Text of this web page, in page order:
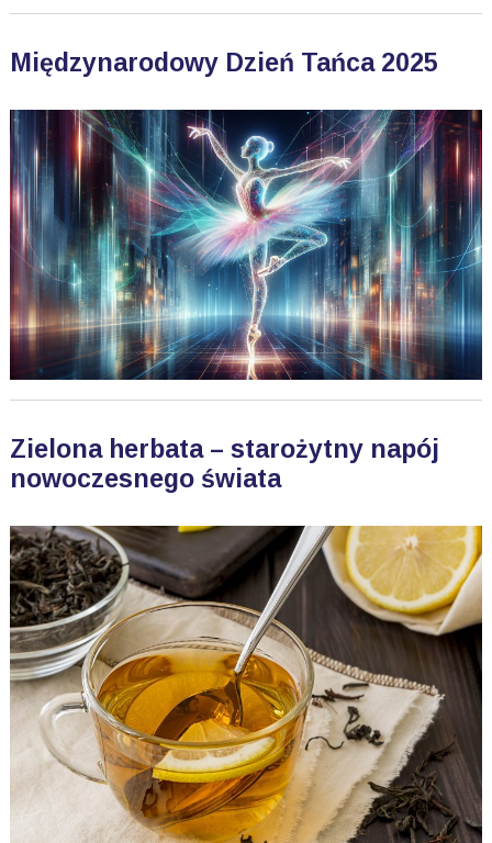
Międzynarodowy Dzień Tańca 2025
Zielona herbata – starożytny napój
nowoczesnego świata